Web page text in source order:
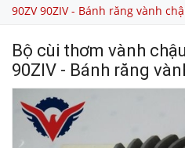
90ZV 90ZIV - Bánh răng vành
Bộ cùi thơm vành
90ZIV - Bánh răng